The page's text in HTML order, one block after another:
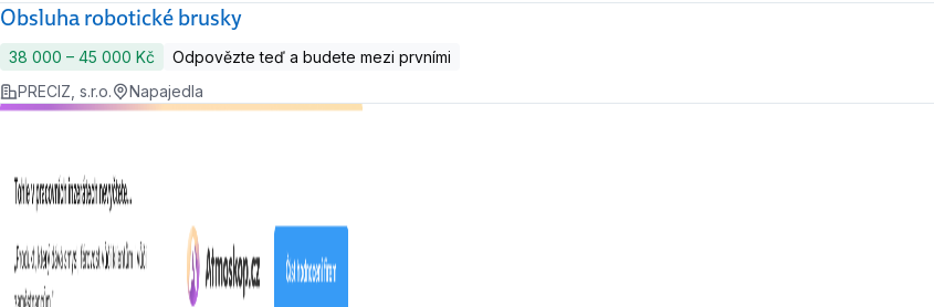
Obsluha robotické brusky
38 000 ‍–‍ 45 000 Kč
Odpovězte teď a budete mezi prvními
PRECIZ, s.r.o.
Napajedla